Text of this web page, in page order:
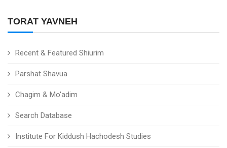
TORAT YAVNEH
Recent & Featured Shiurim
Parshat Shavua
Chagim & Mo'adim
Search Database
Institute For Kiddush Hachodesh Studies